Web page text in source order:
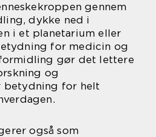
gennem
dykke ned i
i et planetarium eller
for medicin og
gør det lettere
og
betydning for helt
også som